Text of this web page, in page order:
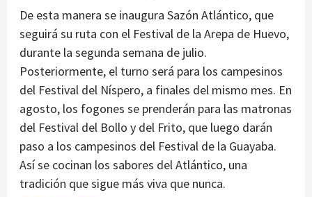
De esta manera se inaugura Sazón Atlántico, que
seguirá su ruta con el Festival de la Arepa de Huevo,
durante la segunda semana de julio.
Posteriormente, el turno será para los campesinos
del Festival del Níspero, a finales del mismo mes. En
agosto, los fogones se prenderán para las matronas
del Festival del Bollo y del Frito, que luego darán
paso a los campesinos del Festival de la Guayaba.
Así se cocinan los sabores del Atlántico, una
tradición que sigue más viva que nunca.